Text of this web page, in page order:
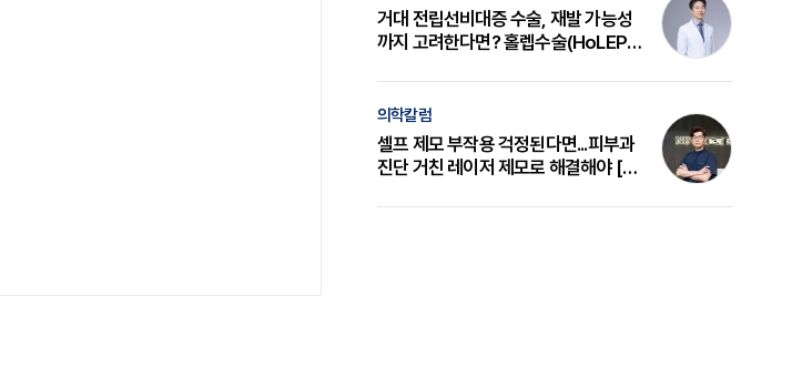
거대 전립선비대증 수술, 재발 가능성
까지 고려한다면? 홀렙수술(HoLEP)
의학칼럼
셀프 제모 부작용 걱정된다면...피부과
진단 거친 레이저 제모로 해결해야 [변